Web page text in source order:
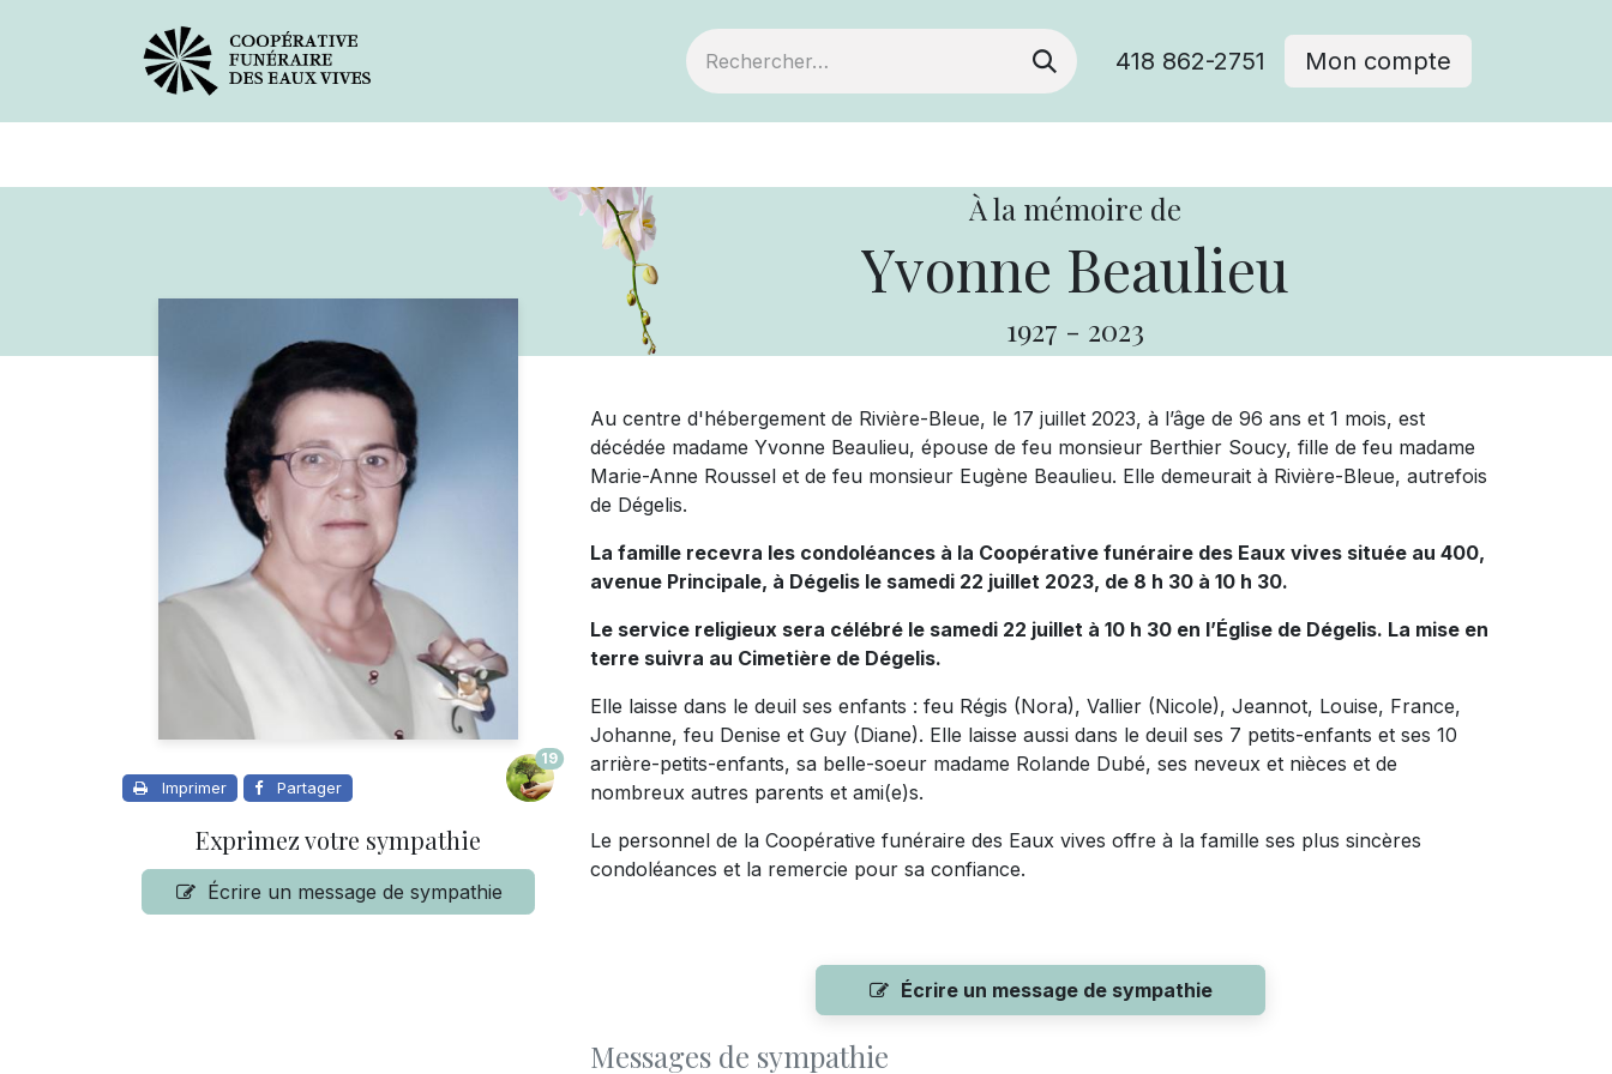
418 862-2751 Mon compte
À la mémoire de
Yvonne Beaulieu
1927 - 2023
Imprimer Partager
19
Exprimez votre sympathie
Écrire un message de sympathie
Au centre d'hébergement de Rivière-Bleue, le 17 juillet 2023, à l’âge de 96 ans et 1 mois, est
décédée madame Yvonne Beaulieu, épouse de feu monsieur Berthier Soucy, fille de feu madame
Marie-Anne Roussel et de feu monsieur Eugène Beaulieu. Elle demeurait à Rivière-Bleue, autrefois
de Dégelis.
La famille recevra les condoléances à la Coopérative funéraire des Eaux vives située au 400,
avenue Principale, à Dégelis le samedi 22 juillet 2023, de 8 h 30 à 10 h 30.
Le service religieux sera célébré le samedi 22 juillet à 10 h 30 en l’Église de Dégelis. La mise en
terre suivra au Cimetière de Dégelis.
Elle laisse dans le deuil ses enfants : feu Régis (Nora), Vallier (Nicole), Jeannot, Louise, France,
Johanne, feu Denise et Guy (Diane). Elle laisse aussi dans le deuil ses 7 petits-enfants et ses 10
arrière-petits-enfants, sa belle-soeur madame Rolande Dubé, ses neveux et nièces et de
nombreux autres parents et ami(e)s.
Le personnel de la Coopérative funéraire des Eaux vives offre à la famille ses plus sincères
condoléances et la remercie pour sa confiance.
Écrire un message de sympathie
Messages de sympathie